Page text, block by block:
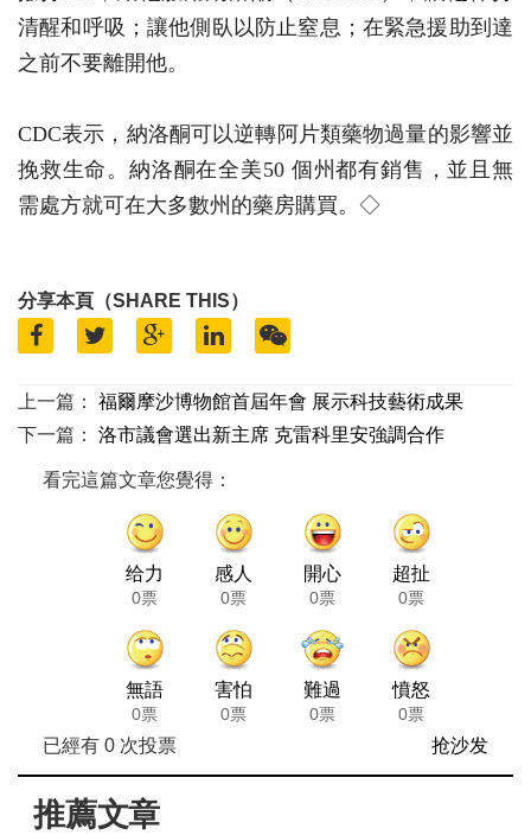
清醒和呼吸；讓他側臥以防止窒息；在緊急援助到達
之前不要離開他。
CDC表示，納洛酮可以逆轉阿片類藥物過量的影響並
挽救生命。納洛酮在全美50 個州都有銷售，並且無
需處方就可在大多數州的藥房購買。◇
分享本頁（SHARE THIS）
上一篇：
福爾摩沙博物館首屆年會 展示科技藝術成果
下一篇：
洛市議會選出新主席 克雷科里安強調合作
看完這篇文章您覺得：
给力
0票
感人
0票
開心
0票
超扯
0票
無語
0票
害怕
0票
難過
0票
憤怒
0票
已經有 0次投票 抢沙发
推薦文章